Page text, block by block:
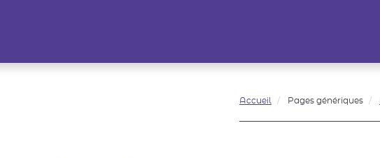
Accueil Pages génériques